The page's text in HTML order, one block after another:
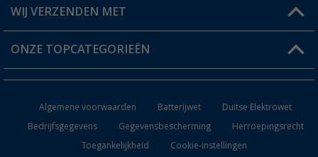
Verlanglijstje
Verzendinformatie
Catalogus
WIJ VERZENDEN MET
ONZE TOPCATEGORIEËN
Keukenaccessoires
Campingmeubilair
Algemene voorwaarden Batterijwet
Duitse Elektrowet
Bedrijfsgegevens
Gegevensbescherming
Herroepingsrecht
Toegankelijkheid
Cookie-instellingen